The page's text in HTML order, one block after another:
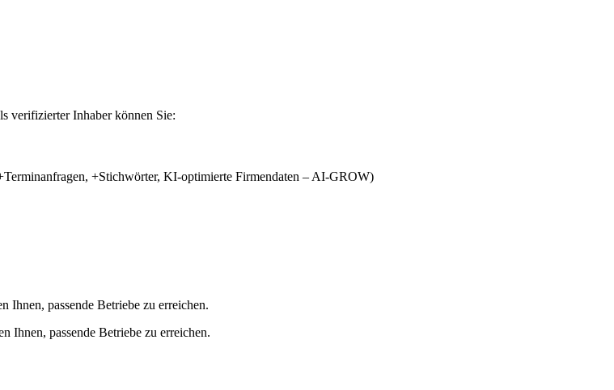
verifizierter Inhaber können Sie:
+Stichwörter, KI-optimierte Firmendaten – AI-GROW)
Ihnen, passende Betriebe zu erreichen.
Ihnen, passende Betriebe zu erreichen.